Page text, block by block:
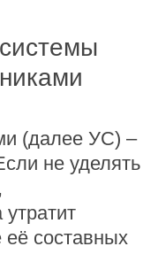
(далее УС) –
не уделять
составных